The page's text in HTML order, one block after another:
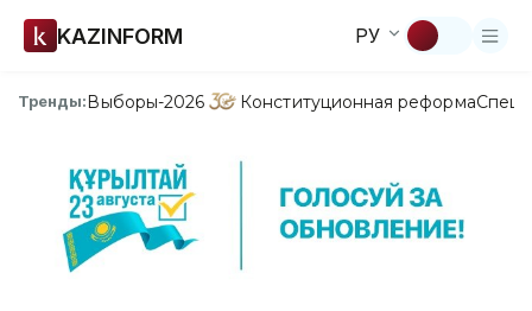
KAZINFORM РУ
Тренды:Выборы-2026 Конституционная реформа